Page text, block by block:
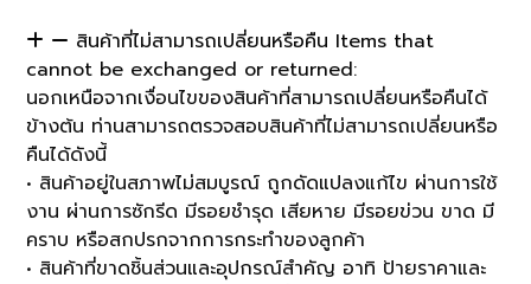
สินค้าที่ไม่สามารถเปลี่ยนหรือคืน Items that
cannot be exchanged or returned:
นอกเหนือจากเงื่อนไขของสินค้าที่สามารถเปลี่ยนหรือคืนได้
ข้างต้น ท่านสามารถตรวจสอบสินค้าที่ไม่สามารถเปลี่ยนหรือ
คืนได้ดังนี้
• สินค้าอยู่ในสภาพไม่สมบูรณ์ ถูกดัดแปลงแก้ไข ผ่านการใช้
งาน ผ่านการซักรีด มีรอยชำรุด เสียหาย มีรอยข่วน ขาด มี
คราบ หรือสกปรกจากการกระทำของลูกค้า
• สินค้าที่ขาดชิ้นส่วนและอุปกรณ์สำคัญ อาทิ ป้ายราคาและ